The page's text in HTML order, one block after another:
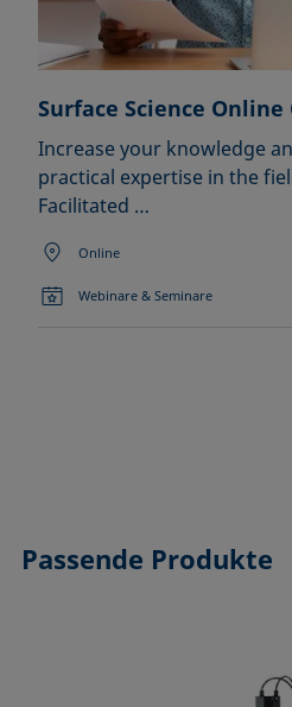
Surface Science Online
Increase your knowledge
practical expertise in the
Facilitated …
Online
Webinare & Seminare
Passende Produkte